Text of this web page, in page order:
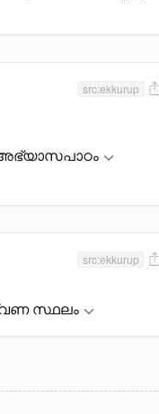
src:ekkurup
src:ekkurup
സ്ഥലം